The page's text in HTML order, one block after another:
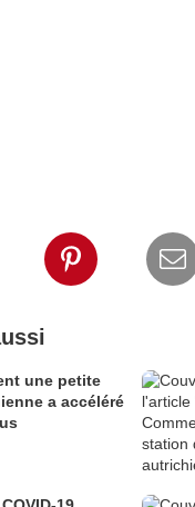
une petite
a accéléré